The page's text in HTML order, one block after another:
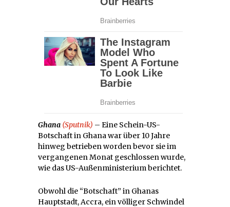
Ghana (Sputnik) – Eine Schein-US-
Botschaft in Ghana war über 10 Jahre
hinweg betrieben worden bevor sie im
vergangenen Monat geschlossen wurde,
wie das US-Außenministerium berichtet.
Obwohl die “Botschaft” in Ghanas
Hauptstadt, Accra, ein völliger Schwindel